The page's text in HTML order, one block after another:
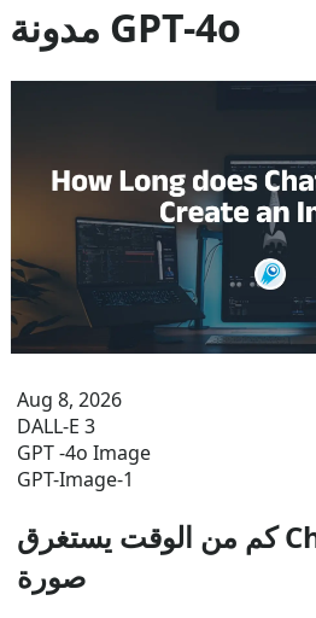
مدونة GPT-4o
Aug 8, 2026
DALL-E 3
GPT -4o Image
GPT-Image-1
كم من الوقت يستغرق ChatGPT لإنشاء
صورة